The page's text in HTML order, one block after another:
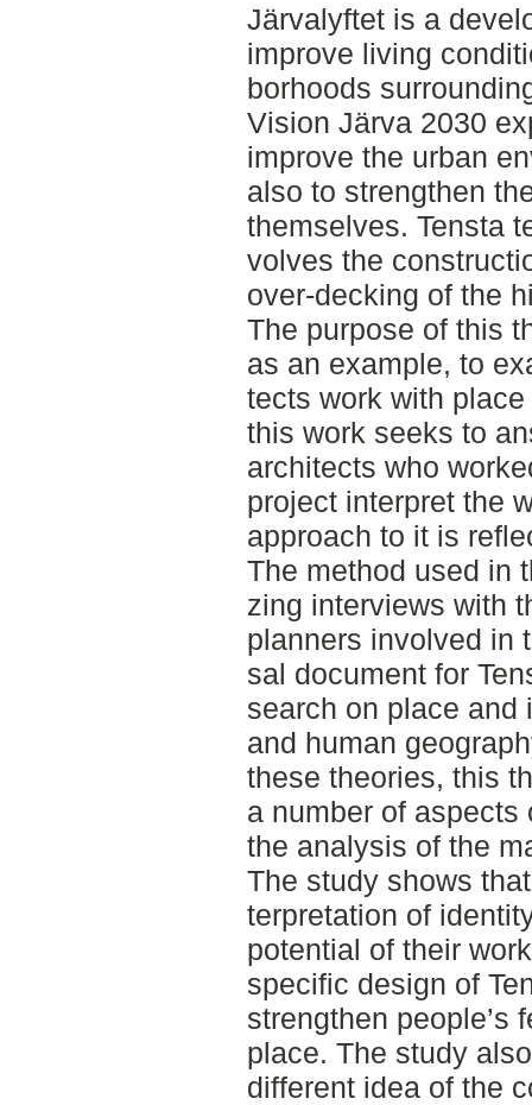
Järvalyftet is a
improve living
borhoods
Vision Järva 2030
improve the urban
also to strengthen
themselves. Tensta
volves the
over-decking of the
The purpose of this
as an example, to
tects work with
this work seeks to
architects who
project interpret the
approach to it is
The method used in
zing interviews with
planners involved in
sal document for
search on place and
and human
these theories, this
a number of
the analysis of the
The study shows
terpretation of
potential of their
specific design of
strengthen people’s
place. The study
different idea of the